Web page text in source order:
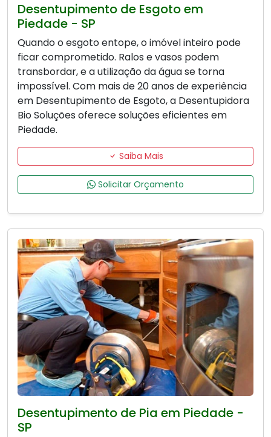
Desentupimento de Esgoto em
Piedade - SP
Quando o esgoto entope, o imóvel inteiro pode
ficar comprometido. Ralos e vasos podem
transbordar, e a utilização da água se torna
impossível. Com mais de 20 anos de experiência
em Desentupimento de Esgoto, a Desentupidora
Bio Soluções oferece soluções eficientes em
Piedade.
Saiba Mais
Solicitar Orçamento
Desentupimento de Pia em Piedade -
SP